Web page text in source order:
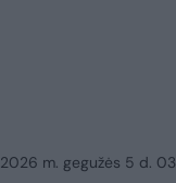
2026 m. gegužės 5 d.